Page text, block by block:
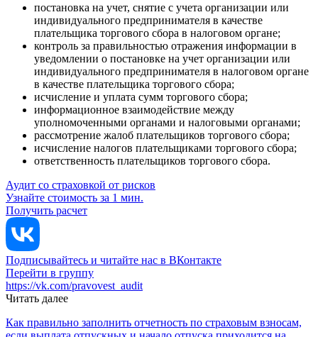
постановка на учет, снятие с учета организации или
индивидуального предпринимателя в качестве
плательщика торгового сбора в налоговом органе;
контроль за правильностью отражения информации в
уведомлении о постановке на учет организации или
индивидуального предпринимателя в налоговом органе
в качестве плательщика торгового сбора;
исчисление и уплата сумм торгового сбора;
информационное взаимодействие между
уполномоченными органами и налоговыми органами;
рассмотрение жалоб плательщиков торгового сбора;
исчисление налогов плательщиками торгового сбора;
ответственность плательщиков торгового сбора.
Аудит со страховкой от рисков
Узнайте стоимость за 1 мин.
Получить расчет
Подписывайтесь и читайте нас в ВКонтакте
Перейти в группу
https://vk.com/pravovest_audit
Читать далее
Как правильно заполнить отчетность по страховым взносам,